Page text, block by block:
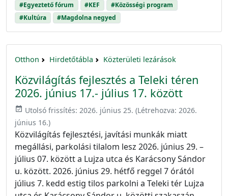
#Egyeztető fórum #KEF
#Közösségi program
#Kultúra
#Magdolna negyed
Otthon Hirdetőtábla Közterületi lezárások
Közvilágítás fejlesztés a Teleki téren
2026. június 17.- július 17. között
event_available Utolsó frissítés: 2026. június 25. (Létrehozva: 2026.
június 16.)
Közvilágítás fejlesztési, javítási munkák miatt
megállási, parkolási tilalom lesz 2026. június 29. –
július 07. között a Lujza utca és Karácsony Sándor
u. között. 2026. június 29. hétfő reggel 7 órától
július 7. kedd estig tilos parkolni a Teleki tér Lujza